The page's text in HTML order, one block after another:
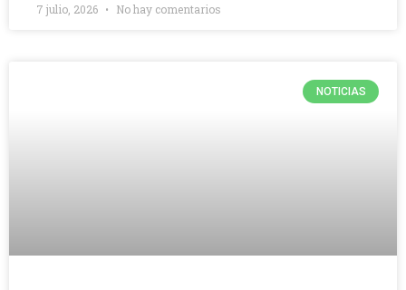
7 julio, 2026 No hay comentarios
NOTICIAS